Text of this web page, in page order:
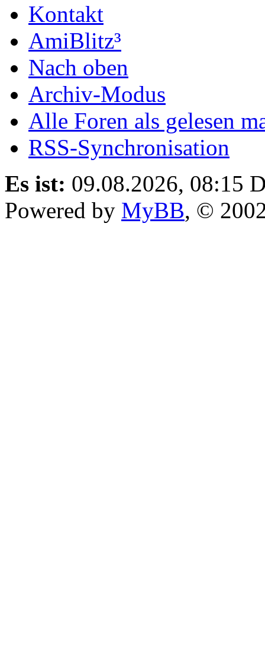
Kontakt
AmiBlitz³
Nach oben
Archiv-Modus
Alle Foren als gelesen
RSS-Synchronisation
Es ist: 09.08.2026, 08:15
Powered by MyBB, ©